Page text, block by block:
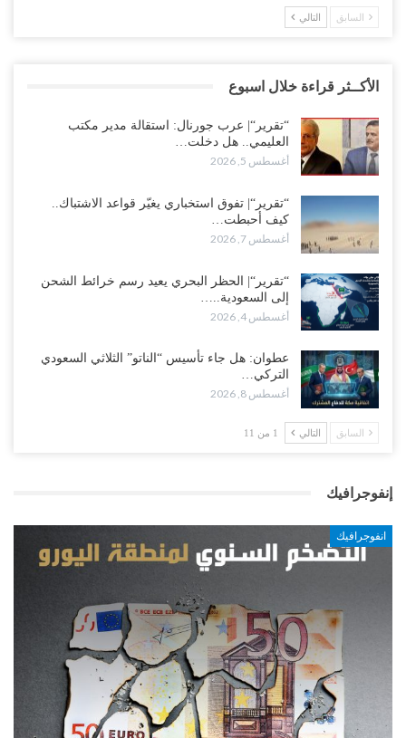
السابق التالي
الأكــثر قراءة خلال اسبوع
“تقرير“| عرب جورنال: استقالة مدير مكتب
العليمي.. هل دخلت…
أغسطس 5, 2026
“تقرير“| تفوق استخباري يغيّر قواعد الاشتباك..
كيف أحبطت…
أغسطس 7, 2026
“تقرير“| الحظر البحري يعيد رسم خرائط الشحن
إلى السعودية..…
أغسطس 4, 2026
عطوان: هل جاء تأسيس “الناتو” الثلاثي السعودي
التركي…
أغسطس 8, 2026
السابق التالي 1 من 11
إنفوجرافيك
انفوجرافيك